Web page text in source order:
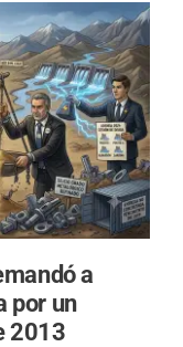
a
por un
2013